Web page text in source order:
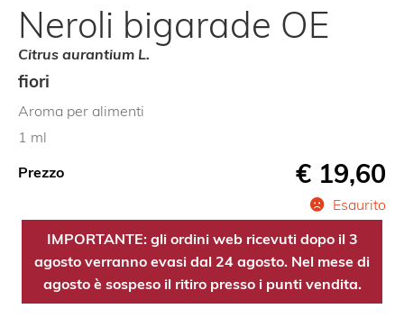
Neroli bigarade OE
Citrus aurantium L.
fiori
Aroma per alimenti
1 ml
Prezzo
€ 19,60
Esaurito
IMPORTANTE: gli ordini web ricevuti dopo il 3
agosto verranno evasi dal 24 agosto. Nel mese di
agosto è sospeso il ritiro presso i punti vendita.